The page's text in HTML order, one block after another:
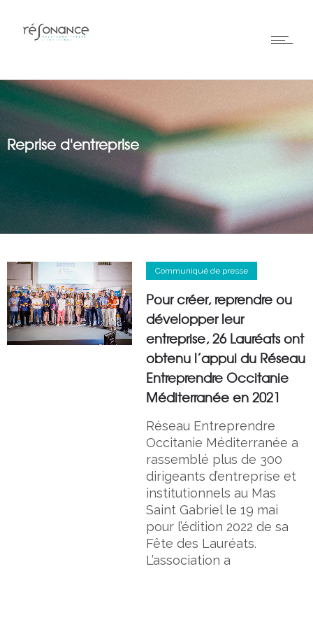
Reprise d'entreprise
Communiqué de presse
Pour créer, reprendre ou
développer leur
entreprise, 26 Lauréats ont
obtenu l’appui du Réseau
Entreprendre Occitanie
Méditerranée en 2021
Réseau Entreprendre
Occitanie Méditerranée a
rassemblé plus de 300
dirigeants d’entreprise et
institutionnels au Mas
Saint Gabriel le 19 mai
pour l’édition 2022 de sa
Fête des Lauréats.
L’association a